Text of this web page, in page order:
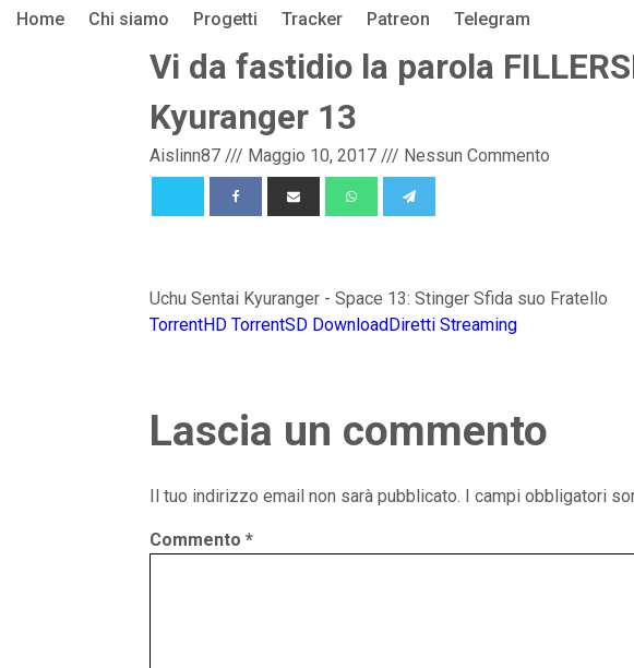
Home Chi siamo Progetti Tracker Patreon Telegram
Vi da fastidio la parola
Kyuranger 13
Aislinn87 /// Maggio 10, 2017 /// Nessun Commento
Uchu Sentai Kyuranger - Space 13: Stinger Sfida suo Fratello
TorrentHD TorrentSD DownloadDiretti Streaming
Lascia un commento
Il tuo indirizzo email non sarà pubblicato. I campi obbligatori
Commento *